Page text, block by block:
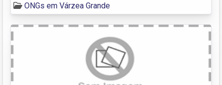
ONGs em Várzea Grande